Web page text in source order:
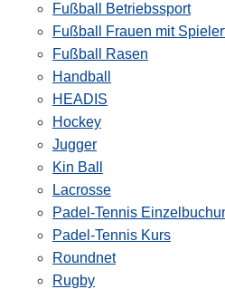
Fußball Betriebssport
Fußball Frauen mit
Fußball Rasen
Handball
HEADIS
Hockey
Jugger
Kin Ball
Lacrosse
Padel-Tennis
Padel-Tennis Kurs
Roundnet
Rugby